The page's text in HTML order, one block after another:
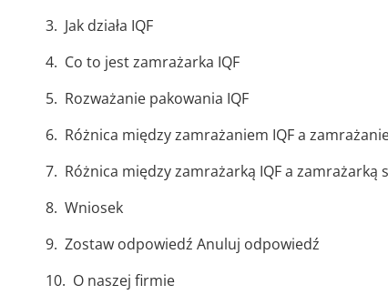
Jak działa IQF
Co to jest zamrażarka IQF
Rozważanie pakowania IQF
Różnica między zamrażaniem IQF a
Różnica między zamrażarką IQF a zamrażarką
Wniosek
Zostaw odpowiedź Anuluj odpowiedź
O naszej firmie